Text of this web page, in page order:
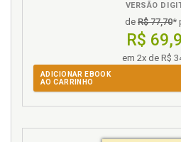
VERSÃO
de R$ 77,70*
R$
em 2x de R$
ADICIONAR EBOOK
AO CARRINHO